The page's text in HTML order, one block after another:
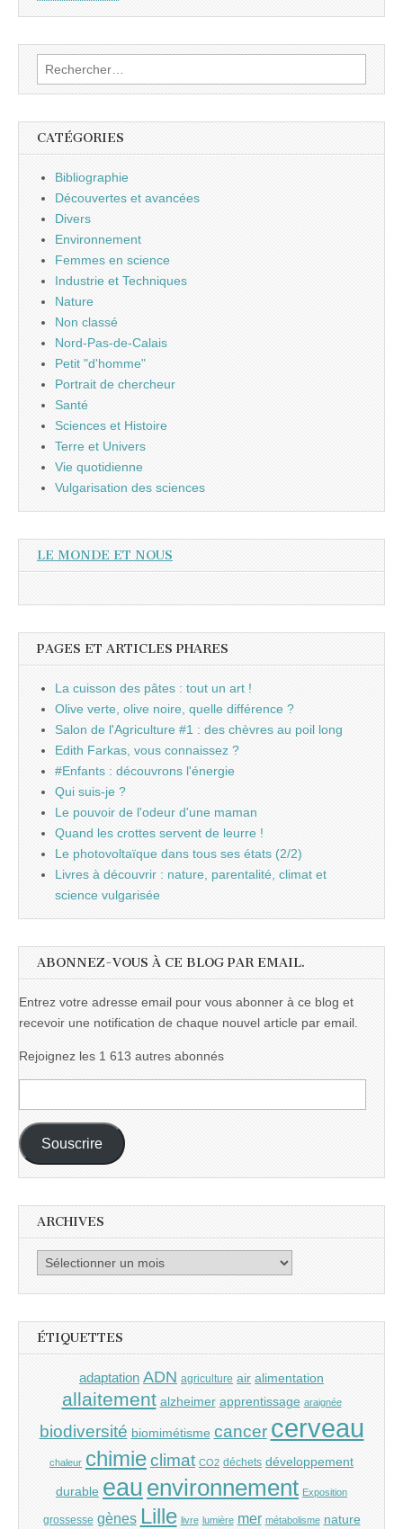
Rechercher :
CATÉGORIES
Bibliographie
Découvertes et avancées
Divers
Environnement
Femmes en science
Industrie et Techniques
Nature
Non classé
Nord-Pas-de-Calais
Petit "d'homme"
Portrait de chercheur
Santé
Sciences et Histoire
Terre et Univers
Vie quotidienne
Vulgarisation des sciences
LE MONDE ET NOUS
PAGES ET ARTICLES PHARES
La cuisson des pâtes : tout un art !
Olive verte, olive noire, quelle différence ?
Salon de l'Agriculture #1 : des chèvres au poil long
Edith Farkas, vous connaissez ?
#Enfants : découvrons l'énergie
Qui suis-je ?
Le pouvoir de l'odeur d'une maman
Quand les crottes servent de leurre !
Le photovoltaïque dans tous ses états (2/2)
Livres à découvrir : nature, parentalité, climat et
science vulgarisée
ABONNEZ-VOUS À CE BLOG PAR EMAIL.
Entrez votre adresse email pour vous abonner à ce blog et
recevoir une notification de chaque nouvel article par email.
Rejoignez les 1 613 autres abonnés
e-
mail :
Souscrire
ARCHIVES
Archives
ÉTIQUETTES
adaptation ADN agriculture air alimentation
allaitement alzheimer apprentissage araignée
biodiversité biomimétisme cancer cerveau
chaleur chimieclimat CO2 déchets développement
durable eau environnement Exposition
grossesse gènes Lille livre lumière mer métabolisme nature